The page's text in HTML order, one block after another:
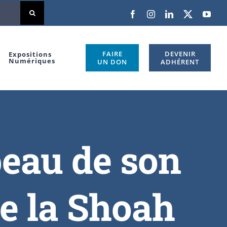
Expositions
Numériques
FAIRE
UN DON
DEVENIR
ADHÉRENT
de son
la Shoah